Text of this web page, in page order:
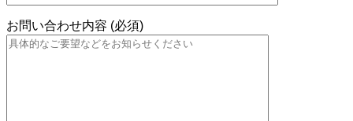
お問い合わせ内容 (必須)